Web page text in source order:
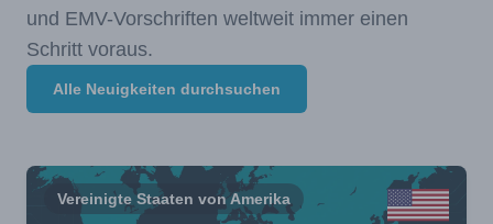
und EMV-Vorschriften weltweit immer einen
Schritt voraus.
Alle Neuigkeiten durchsuchen
Vereinigte Staaten von Amerika